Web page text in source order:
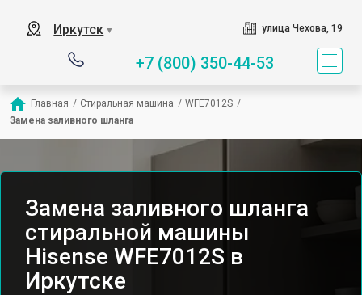
Иркутск ▼ улица Чехова, 19
+7 (800) 350-44-53
Главная / Стиральная машина / WFE7012S /
Замена заливного шланга
Замена заливного шланга
стиральной машины
Hisense WFE7012S в
Иркутске